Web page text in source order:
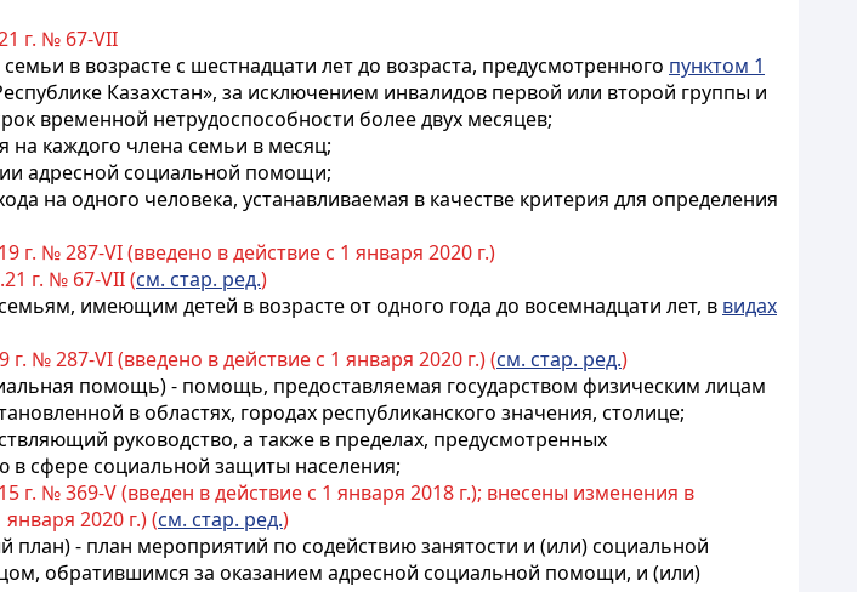
г. № 67-VII
в возрасте с шестнадцати лет до возраста, предусмотренного пунктом 1
Казахстан», за исключением инвалидов первой или второй группы и
временной нетрудоспособности более двух месяцев;
на каждого члена семьи в месяц;
адресной социальной помощи;
на одного человека, устанавливаемая в качестве критерия для определения
г. № 287-VI (введено в действие с 1 января 2020 г.)
г. № 67-VII (см. стар. ред.)
имеющим детей в возрасте от одного года до восемнадцати лет, в видах
г. № 287-VI (введено в действие с 1 января 2020 г.) (см. стар. ред.)
помощь) - помощь, предоставляемая государством физическим лицам
в областях, городах республиканского значения, столице;
руководство, а также в пределах, предусмотренных
в сфере социальной защиты населения;
г. № 369-V (введен в действие с 1 января 2018 г.); внесены изменения в
2020 г.) (см. стар. ред.)
план) - план мероприятий по содействию занятости и (или) социальной
обратившимся за оказанием адресной социальной помощи, и (или)